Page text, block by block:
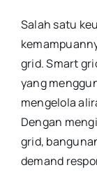
Salah satu
grid. Smart
yang
mengelola
Dengan
grid,
demand